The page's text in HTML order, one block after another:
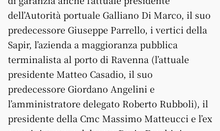
dell’Autorità portuale Galliano Di Marco, il suo
predecessore Giuseppe Parrello, i vertici della
Sapir, l’azienda a maggioranza pubblica
terminalista al porto di Ravenna (l’attuale
presidente Matteo Casadio, il suo
predecessore Giordano Angelini e
l’amministratore delegato Roberto Rubboli), il
presidente della Cmc Massimo Matteucci e l’ex